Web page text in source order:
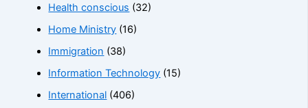
Health conscious (32)
Home Ministry (16)
Immigration (38)
Information Technology (15)
International (406)